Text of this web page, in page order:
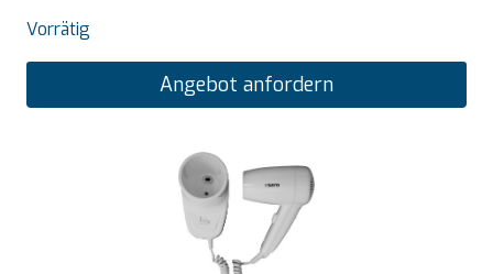
Vorrätig
Angebot anfordern